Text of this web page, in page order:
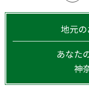
地元の
あなた
神